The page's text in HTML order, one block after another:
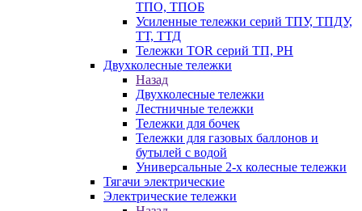
ТПО, ТПОБ
Усиленные тележки серий ТПУ, ТПДУ,
ТТ, ТТД
Тележки TOR серий ТП, PH
Двухколесные тележки
Назад
Двухколесные тележки
Лестничные тележки
Тележки для бочек
Тележки для газовых баллонов и
бутылей с водой
Универсальные 2-х колесные тележки
Тягачи электрические
Электрические тележки